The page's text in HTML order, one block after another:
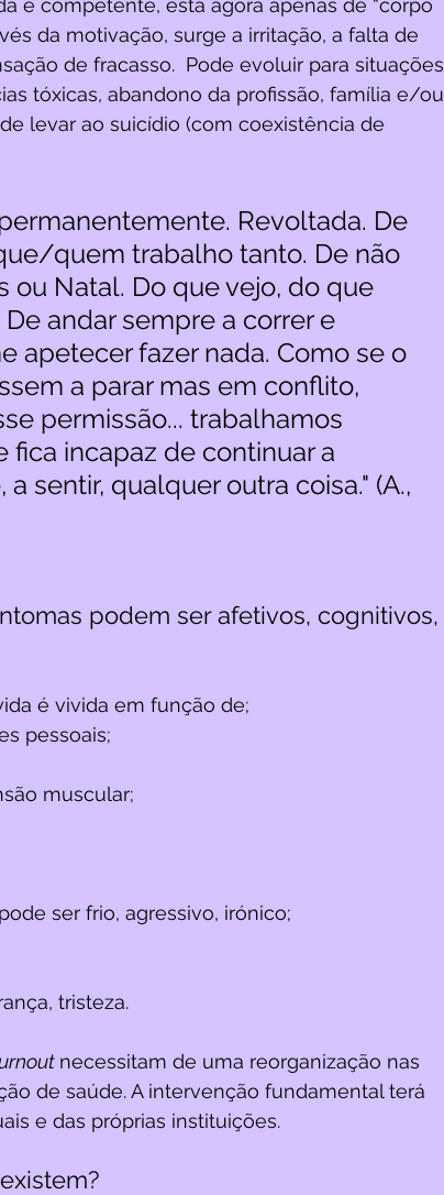
e competente, está agora apenas de “corpo
da motivação, surge a irritação, a falta de
de fracasso.  Pode evoluir para situações
tóxicas, abandono da profissão, família e/ou
levar ao suicídio (com coexistência de
Revoltada. De
quem trabalho tanto. De não
ou Natal. Do que vejo, do que
andar sempre a correr e
apetecer fazer nada. Como se o
a parar mas em conflito,
permissão... trabalhamos
incapaz de continuar a
sentir, qualquer outra coisa." (A.,
podem ser afetivos, cognitivos,
é vivida em função de;
pessoais;
muscular;
ser frio, agressivo, irónico;
tristeza.
necessitam de uma reorganização nas
de saúde. A intervenção fundamental terá
e das próprias instituições.